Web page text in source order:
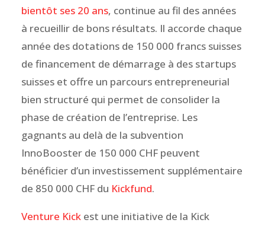
bientôt ses 20 ans, continue au fil des années
à recueillir de bons résultats. Il accorde chaque
année des dotations de 150 000 francs suisses
de financement de démarrage à des startups
suisses et offre un parcours entrepreneurial
bien structuré qui permet de consolider la
phase de création de l’entreprise. Les
gagnants au delà de la subvention
InnoBooster de 150 000 CHF peuvent
bénéficier d’un investissement supplémentaire
de 850 000 CHF du Kickfund.
Venture Kickest une initiative de la Kick